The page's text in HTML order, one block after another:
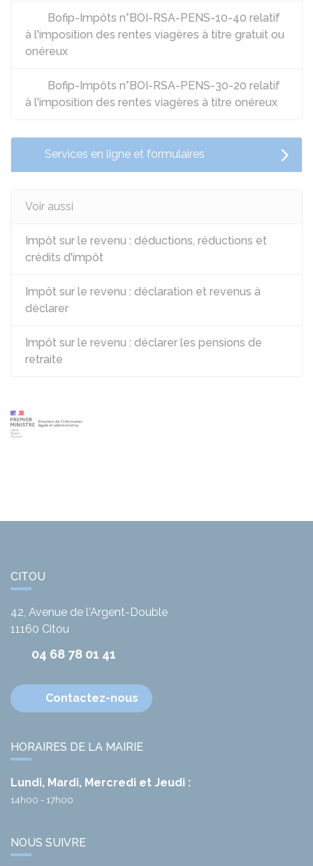
Bofip-Impôts n°BOI-RSA-PENS-10-40 relatif
à l'imposition des rentes viagères à titre gratuit ou
onéreux
Bofip-Impôts n°BOI-RSA-PENS-30-20 relatif
à l'imposition des rentes viagères à titre onéreux
Services en ligne et formulaires
Voir aussi
Impôt sur le revenu : déductions, réductions et
crédits d'impôt
Impôt sur le revenu : déclaration et revenus à
déclarer
Impôt sur le revenu : déclarer les pensions de
retraite
CITOU
42, Avenue de l'Argent-Double
11160 Citou
04 68 78 01 41
Contactez-nous
HORAIRES DE LA MAIRIE
Lundi, Mardi, Mercredi et Jeudi :
14h00 - 17h00
NOUS SUIVRE